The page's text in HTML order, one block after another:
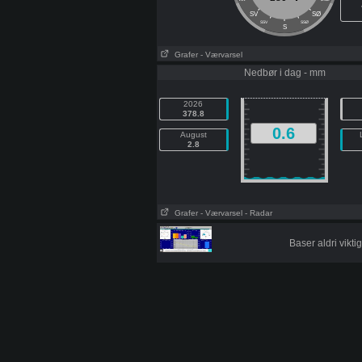
SV SØ
SSV SSØ
S
Grafer - Værvarsel
Nedbør i dag - mm
2026
378.8
August
2.8
0.6
Grafer - Værvarsel - Radar
Baser aldri